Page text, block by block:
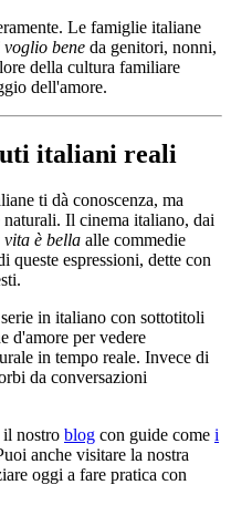
Le famiglie italiane
voglio bene da genitori, nonni,
della cultura familiare
dell'amore.
italiani reali
ti dà conoscenza, ma
naturali. Il cinema italiano, dai
vita è bella alle commedie
queste espressioni, dette con
in italiano con sottotitoli
d'amore per vedere
in tempo reale. Invece di
da conversazioni
il nostro blog con guide come i
anche visitare la nostra
oggi a fare pratica con